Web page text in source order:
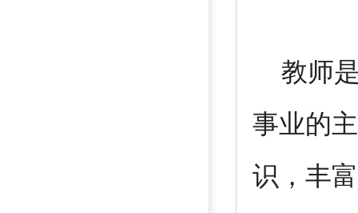
教师是
事业的
识，丰